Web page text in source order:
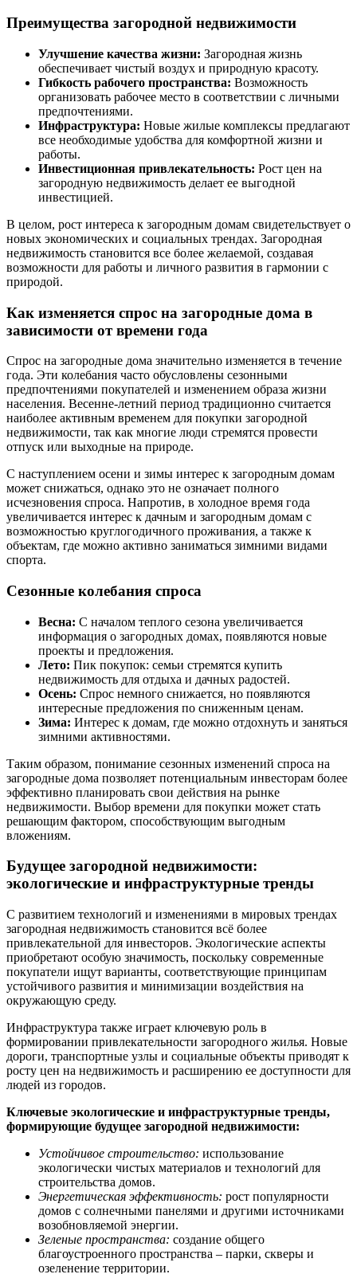
Преимущества загородной недвижимости
Улучшение качества жизни: Загородная жизнь
обеспечивает чистый воздух и природную красоту.
Гибкость рабочего пространства: Возможность
организовать рабочее место в соответствии с личными
предпочтениями.
Инфраструктура: Новые жилые комплексы предлагают
все необходимые удобства для комфортной жизни и
работы.
Инвестиционная привлекательность: Рост цен на
загородную недвижимость делает ее выгодной
инвестицией.
В целом, рост интереса к загородным домам свидетельствует о
новых экономических и социальных трендах. Загородная
недвижимость становится все более желаемой, создавая
возможности для работы и личного развития в гармонии с
природой.
Как изменяется спрос на загородные дома в
зависимости от времени года
Спрос на загородные дома значительно изменяется в течение
года. Эти колебания часто обусловлены сезонными
предпочтениями покупателей и изменением образа жизни
населения. Весенне-летний период традиционно считается
наиболее активным временем для покупки загородной
недвижимости, так как многие люди стремятся провести
отпуск или выходные на природе.
С наступлением осени и зимы интерес к загородным домам
может снижаться, однако это не означает полного
исчезновения спроса. Напротив, в холодное время года
увеличивается интерес к дачным и загородным домам с
возможностью круглогодичного проживания, а также к
объектам, где можно активно заниматься зимними видами
спорта.
Сезонные колебания спроса
Весна: С началом теплого сезона увеличивается
информация о загородных домах, появляются новые
проекты и предложения.
Лето: Пик покупок: семьи стремятся купить
недвижимость для отдыха и дачных радостей.
Осень: Спрос немного снижается, но появляются
интересные предложения по сниженным ценам.
Зима: Интерес к домам, где можно отдохнуть и заняться
зимними активностями.
Таким образом, понимание сезонных изменений спроса на
загородные дома позволяет потенциальным инвесторам более
эффективно планировать свои действия на рынке
недвижимости. Выбор времени для покупки может стать
решающим фактором, способствующим выгодным
вложениям.
Будущее загородной недвижимости:
экологические и инфраструктурные тренды
С развитием технологий и изменениями в мировых трендах
загородная недвижимость становится всё более
привлекательной для инвесторов. Экологические аспекты
приобретают особую значимость, поскольку современные
покупатели ищут варианты, соответствующие принципам
устойчивого развития и минимизации воздействия на
окружающую среду.
Инфраструктура также играет ключевую роль в
формировании привлекательности загородного жилья. Новые
дороги, транспортные узлы и социальные объекты приводят к
росту цен на недвижимость и расширению ее доступности для
людей из городов.
Ключевые экологические и инфраструктурные тренды,
формирующие будущее загородной недвижимости:
Устойчивое строительство: использование
экологически чистых материалов и технологий для
строительства домов.
Энергетическая эффективность: рост популярности
домов с солнечными панелями и другими источниками
возобновляемой энергии.
Зеленые пространства: создание общего
благоустроенного пространства – парки, скверы и
озеленение территории.